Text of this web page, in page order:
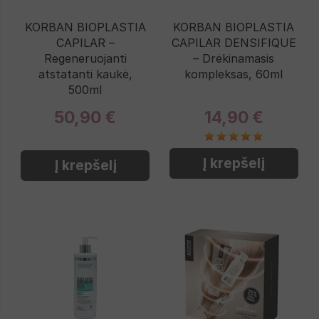
KORBAN BIOPLASTIA
CAPILAR –
Regeneruojanti
atstatanti kaukė,
500ml
50,90 €
Į krepšelį
KORBAN BIOPLASTIA
CAPILAR DENSIFIQUE
– Drėkinamasis
kompleksas, 60ml
14,90 €
Į krepšelį